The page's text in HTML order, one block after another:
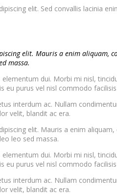
elit. Sed convallis lacinia
elit. Mauris a enim aliquam,
massa.
dui. Morbi mi nisl,
eu purus vel nisl commodo
interdum ac. Nullam
velit, blandit ac era.
elit. Mauris a enim
leo sed massa.
dui. Morbi mi nisl,
eu purus vel nisl commodo
interdum ac. Nullam
velit, blandit ac era.